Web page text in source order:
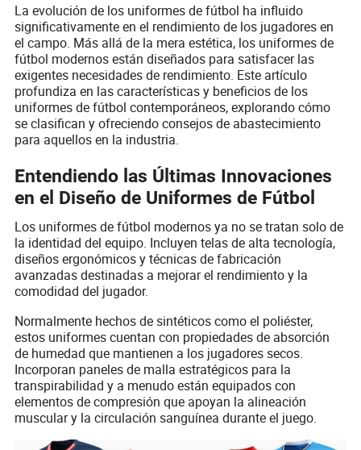
La evolución de los uniformes de fútbol ha influido
significativamente en el rendimiento de los jugadores en
el campo. Más allá de la mera estética, los uniformes de
fútbol modernos están diseñados para satisfacer las
exigentes necesidades de rendimiento. Este artículo
profundiza en las características y beneficios de los
uniformes de fútbol contemporáneos, explorando cómo
se clasifican y ofreciendo consejos de abastecimiento
para aquellos en la industria.
Entendiendo las Últimas Innovaciones
en el Diseño de Uniformes de Fútbol
Los uniformes de fútbol modernos ya no se tratan solo de
la identidad del equipo. Incluyen telas de alta tecnología,
diseños ergonómicos y técnicas de fabricación
avanzadas destinadas a mejorar el rendimiento y la
comodidad del jugador.
Normalmente hechos de sintéticos como el poliéster,
estos uniformes cuentan con propiedades de absorción
de humedad que mantienen a los jugadores secos.
Incorporan paneles de malla estratégicos para la
transpirabilidad y a menudo están equipados con
elementos de compresión que apoyan la alineación
muscular y la circulación sanguínea durante el juego.